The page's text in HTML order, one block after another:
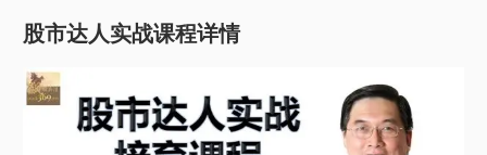
股市达人实战课程详情